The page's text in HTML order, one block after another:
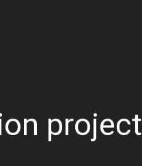
project